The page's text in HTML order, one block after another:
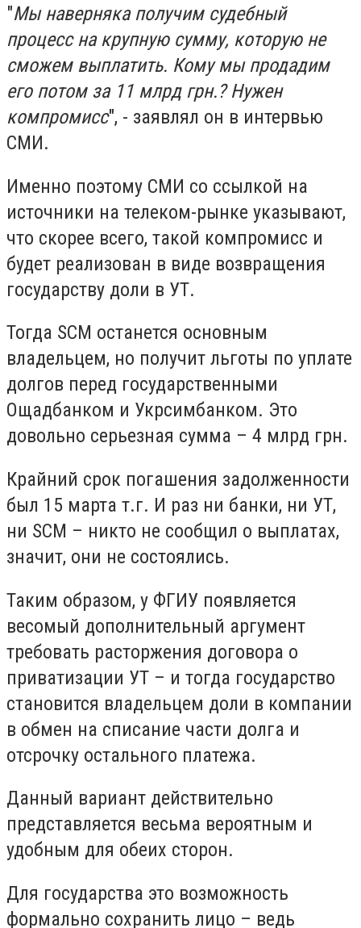
"Мы наверняка получим судебный
процесс на крупную сумму, которую не
сможем выплатить. Кому мы продадим
его потом за 11 млрд грн.? Нужен
компромисс", - заявлял он в интервью
СМИ.
Именно поэтому СМИ со ссылкой на
источники на телеком-рынке указывают,
что скорее всего, такой компромисс и
будет реализован в виде возвращения
государству доли в УТ.
Тогда SCM останется основным
владельцем, но получит льготы по уплате
долгов перед государственными
Ощадбанком и Укрсимбанком. Это
довольно серьезная сумма – 4 млрд грн.
Крайний срок погашения задолженности
был 15 марта т.г. И раз ни банки, ни УТ,
ни SCM – никто не сообщил о выплатах,
значит, они не состоялись.
Таким образом, у ФГИУ появляется
весомый дополнительный аргумент
требовать расторжения договора о
приватизации УТ – и тогда государство
становится владельцем доли в компании
в обмен на списание части долга и
отсрочку остального платежа.
Данный вариант действительно
представляется весьма вероятным и
удобным для обеих сторон.
Для государства это возможность
формально сохранить лицо – ведь